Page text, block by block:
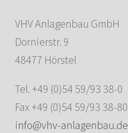
VHV Anlagenbau GmbH
Dornierstr. 9
48477 Hörstel
Tel. +49 (0)54 59/93 38-0
Fax +49 (0)54 59/93 38-80
info@vhv-anlagenbau.de